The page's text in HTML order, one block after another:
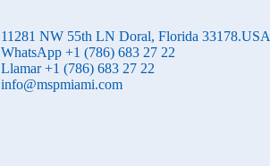
11281 NW 55th LN Doral, Florida 33178.USA
WhatsApp +1 (786) 683 27 22
Llamar +1 (786) 683 27 22
info@mspmiami.com